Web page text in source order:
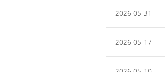
2026-05-31
2026-05-17